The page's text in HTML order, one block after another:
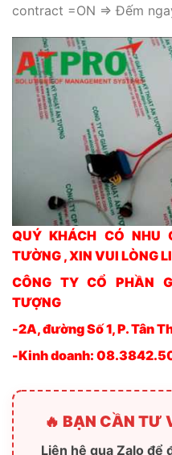
2. Khi gạt công tắc sang
trị cài đặt thời gian đếm
2.1 Cho phép cài đặt
nút nhấn Enter, +, –
2.2 Tín hiệu Start, nút
tác dụng
3. Ở chế độ bình thường
3.1 Công tắc sang RUN
contract =ON => Đếm